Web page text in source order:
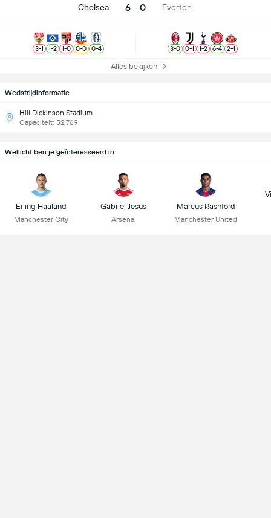
Wedstrijdinformatie
Hill Dickinson Stadium
Capaciteit: 52,769
Chelsea 6 - 0 Everton
3-1 1-2 1-0 0-0 0-4 3-0 0-1 1-2 6-4 2-1
Alles bekijken
Wellicht ben je geïnteresseerd in
Erling Haaland
Manchester City
Gabriel Jesus
Arsenal
Marcus Rashford
Manchester United